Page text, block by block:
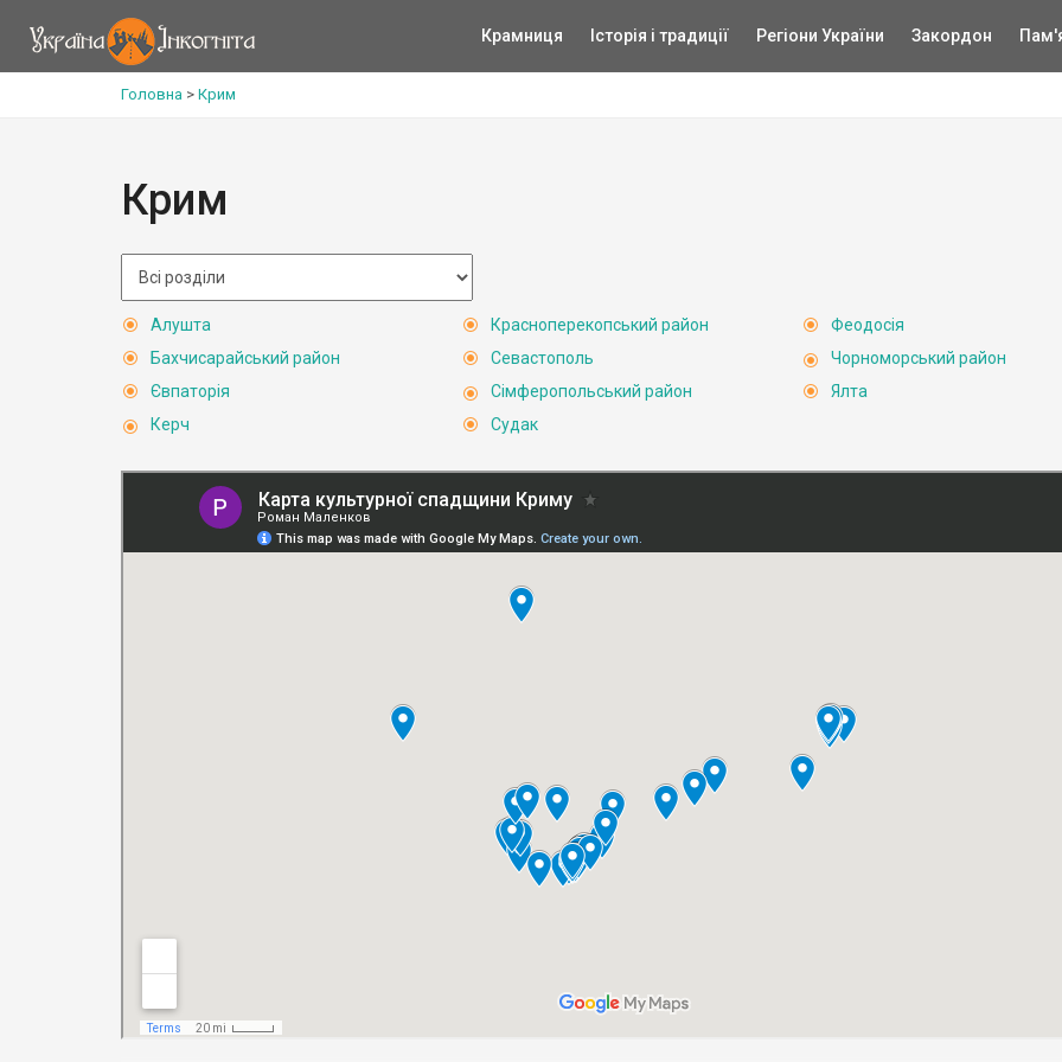
Крамниця Історія і традиції Регіони України Закордон
Головна > Крим
Крим
Алушта
Бахчисарайський район
Євпаторія
Керч
Красноперекопський район
Севастополь
Сімферопольський район
Судак
Феодосія
Чорноморський район
Ялта